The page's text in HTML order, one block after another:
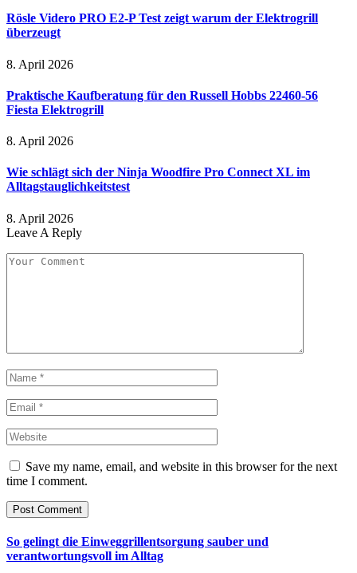
Rösle Videro PRO E2-P Test zeigt warum der Elektrogrill
überzeugt
8. April 2026
Praktische Kaufberatung für den Russell Hobbs 22460-56
Fiesta Elektrogrill
8. April 2026
Wie schlägt sich der Ninja Woodfire Pro Connect XL im
Alltagstauglichkeitstest
8. April 2026
Leave A Reply
Save my name, email, and website in this browser for the next
time I comment.
So gelingt die Einweggrillentsorgung sauber und
verantwortungsvoll im Alltag